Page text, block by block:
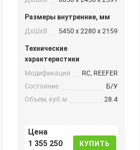
Размеры внутренние, мм
ДxШxВ 5450 x 2280 x 2159
Технические
характеристики
Модификация
RC, REEFER
Состояние
Б/У
Объем, куб.м
28.4
Цена
1 355 250
КУПИТЬ